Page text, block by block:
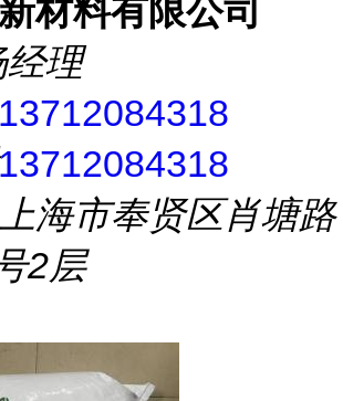
材料有限公司
理
13712084318
海市奉贤区肖塘路
2层